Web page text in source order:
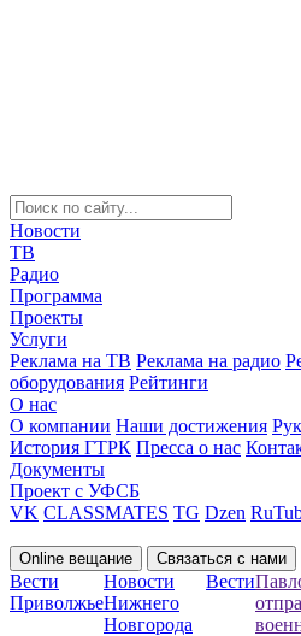
Новости
ТВ
Радио
Программа
Проекты
Услуги
Реклама на ТВ Реклама на радио
оборудования Рейтинги
О нас
О компании Наши достижения
История ГТРК Пресса о нас
Документы
Проект с УФСБ
VK CLASSMATES TG Dzen
Online вещание Связаться с нами
Вести
Приволжье
Новости
Нижнего
Новгорода
Вести